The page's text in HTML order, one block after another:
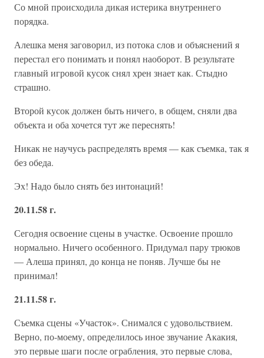
Со мной происходила дикая истерика внутреннего
порядка.
Алешка меня заговорил, из потока слов и объяснений я
перестал его понимать и понял наоборот. В результате
главный игровой кусок снял хрен знает как. Стыдно
страшно.
Второй кусок должен быть ничего, в общем, сняли два
объекта и оба хочется тут же переснять!
Никак не научусь распределять время — как съемка, так я
без обеда.
Эх! Надо было снять без интонаций!
20.11.58 г.
Сегодня освоение сцены в участке. Освоение прошло
нормально. Ничего особенного. Придумал пару трюков
— Алеша принял, до конца не поняв. Лучше бы не
принимал!
21.11.58 г.
Съемка сцены «Участок». Снимался с удовольствием.
Верно, по-моему, определилось иное звучание Акакия,
это первые шаги после ограбления, это первые слова,